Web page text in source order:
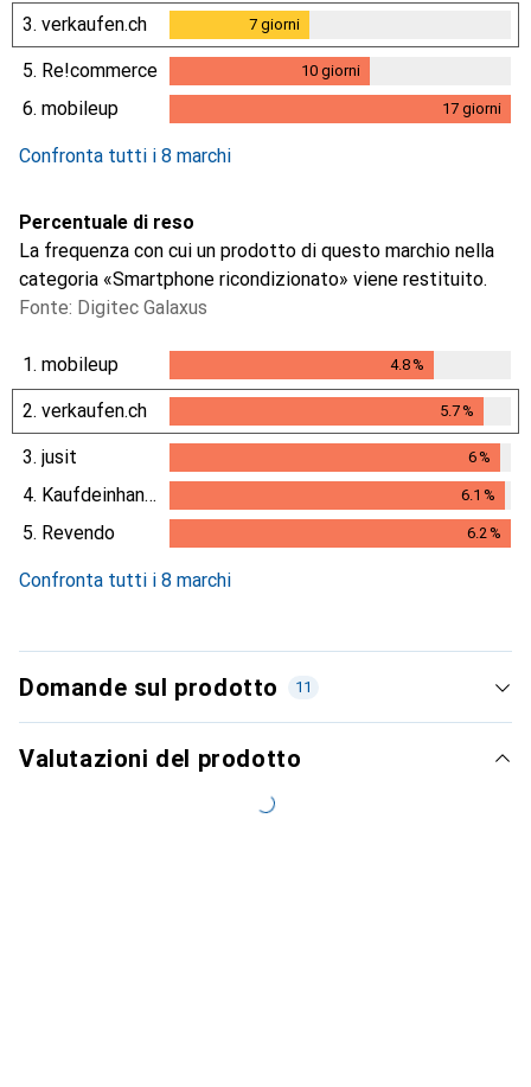
3. verkaufen.ch 7 giorni
5. Re!commerce 10 giorni
6. mobileup 17 giorni
Confronta tutti i 8 marchi
Percentuale di reso
La frequenza con cui un prodotto di questo marchio nella
categoria «Smartphone ricondizionato» viene restituito.
Fonte: Digitec Galaxus
1. mobileup 4.8%
2. verkaufen.ch 5.7%
5.7%
3. jusit 6%
6%
4. Kaufdeinhandy.ch 6.1 %
6.1%
5. Revendo 6.2%
Confronta tutti i 8 marchi
Domande sul prodotto 11
Valutazioni del prodotto